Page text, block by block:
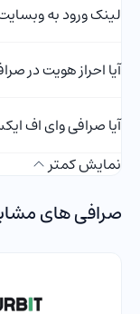
لینک ورود به
آیا احراز هویت در
آیا صرافی وای اف
نمایش کمتر
صرافی های